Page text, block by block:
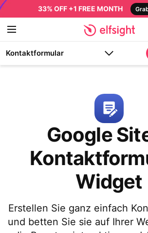
33% OFF +1 FREE MONTH
Kontaktformular
Google
Widget
Erstellen Sie ganz einfach
und betten Sie sie auf Ihrer